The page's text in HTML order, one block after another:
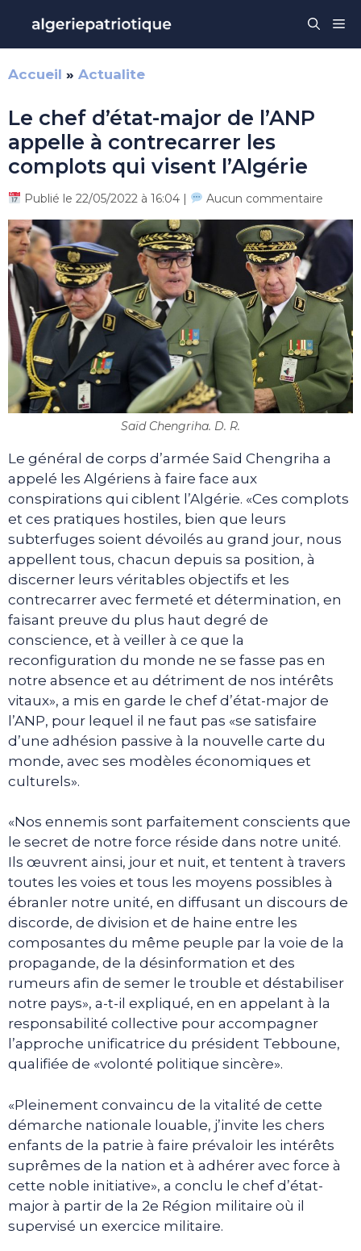
contenu
Accueil » Actualite
Le chef d’état-major de l’ANP
appelle à contrecarrer les
complots qui visent l’Algérie
Publié le 22/05/2022 à 16:04 | Aucun commentaire
Saïd Chengriha. D. R.
Le général de corps d’armée Saïd Chengriha a
appelé les Algériens à faire face aux
conspirations qui ciblent l’Algérie. «Ces complots
et ces pratiques hostiles, bien que leurs
subterfuges soient dévoilés au grand jour, nous
appellent tous, chacun depuis sa position, à
discerner leurs véritables objectifs et les
contrecarrer avec fermeté et détermination, en
faisant preuve du plus haut degré de
conscience, et à veiller à ce que la
reconfiguration du monde ne se fasse pas en
notre absence et au détriment de nos intérêts
vitaux», a mis en garde le chef d’état-major de
l’ANP, pour lequel il ne faut pas «se satisfaire
d’une adhésion passive à la nouvelle carte du
monde, avec ses modèles économiques et
culturels».
«Nos ennemis sont parfaitement conscients que
le secret de notre force réside dans notre unité.
Ils œuvrent ainsi, jour et nuit, et tentent à travers
toutes les voies et tous les moyens possibles à
ébranler notre unité, en diffusant un discours de
discorde, de division et de haine entre les
composantes du même peuple par la voie de la
propagande, de la désinformation et des
rumeurs afin de semer le trouble et déstabiliser
notre pays», a-t-il expliqué, en en appelant à la
responsabilité collective pour accompagner
l’approche unificatrice du président Tebboune,
qualifiée de «volonté politique sincère».
«Pleinement convaincu de la vitalité de cette
démarche nationale louable, j’invite les chers
enfants de la patrie à faire prévaloir les intérêts
suprêmes de la nation et à adhérer avec force à
cette noble initiative», a conclu le chef d’état-
major à partir de la 2e Région militaire où il
supervisé un exercice militaire.